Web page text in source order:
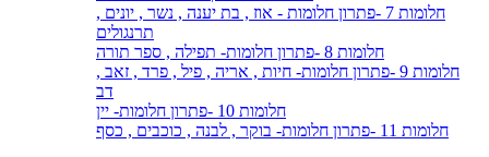
חלומות 7 -פתרון חלומות - אוז , בת יענה , נשר , יונים ,
תרנגולים
חלומות 8 -פתרון חלומות- תפילה , ספר תורה
חלומות 9 -פתרון חלומות- חיות , אריה , פיל , פרד , זאב ,
דב
חלומות 10 -פתרון חלומות- יין
חלומות 11 -פתרון חלומות- בוקר , לבנה , כוכבים , כסף